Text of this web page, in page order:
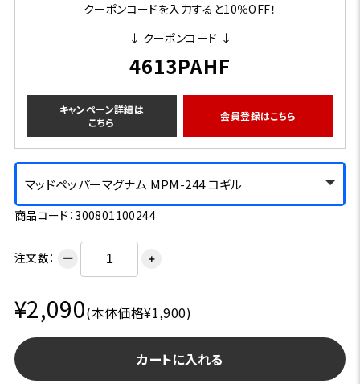
クーポンコードを入力すると10％OFF！
↓ クーポンコード ↓
4613PAHF
キャンペーン詳細は
こちら
会員登録はこちら
マッドペッパーマグナム MPM-244 コギル
商品コード：300801100244
注文数： ー ＋
¥2,090(本体価格¥1,900)
カートに入れる